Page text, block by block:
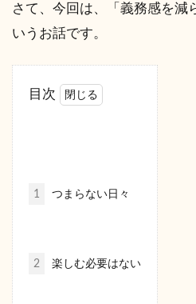
さて、今回は、「義務感を減
いうお話です。
目次
1 つまらない日々
2 楽しむ必要はない